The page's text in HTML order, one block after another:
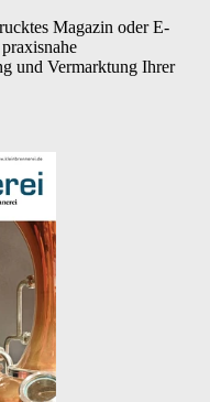
Magazin oder E-
und Vermarktung Ihrer